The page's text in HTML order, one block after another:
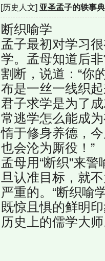
[历史人文]亚圣孟子的轶事
断织喻学
孟子最初对学习
学。孟母知道后
割断，说道：“你
布是一丝一线织
君子求学是为了
常逃学怎么能成
惰于修身养德，
也会沦为厮役！”
孟母用“断织”来
旦认准目标，就
严重的。“断织喻
既惊且惧的鲜明
历史上的儒学大